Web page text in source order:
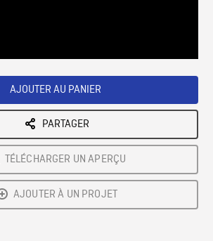
AJOUTER AU PANIER
PARTAGER
TÉLÉCHARGER UN APERÇU
AJOUTER À UN PROJET